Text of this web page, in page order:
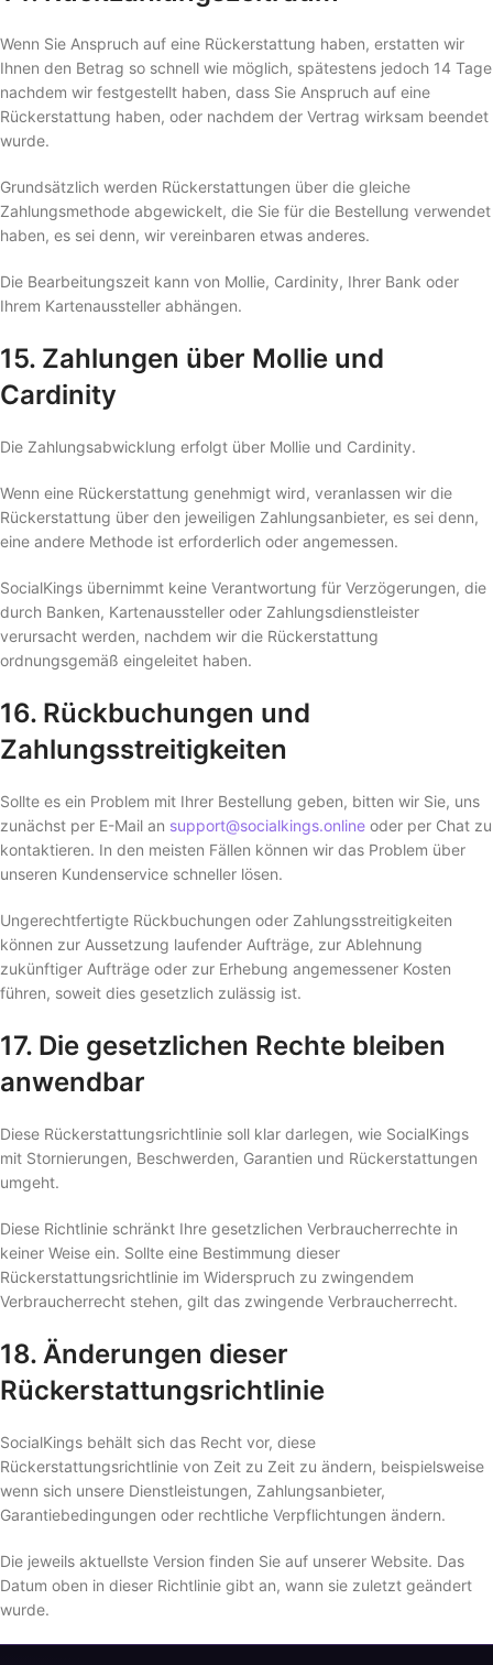
Wenn Sie Anspruch auf eine Rückerstattung haben, erstatten wir
Ihnen den Betrag so schnell wie möglich, spätestens jedoch 14 Tage
nachdem wir festgestellt haben, dass Sie Anspruch auf eine
Rückerstattung haben, oder nachdem der Vertrag wirksam beendet
wurde.
Grundsätzlich werden Rückerstattungen über die gleiche
Zahlungsmethode abgewickelt, die Sie für die Bestellung verwendet
haben, es sei denn, wir vereinbaren etwas anderes.
Die Bearbeitungszeit kann von Mollie, Cardinity, Ihrer Bank oder
Ihrem Kartenaussteller abhängen.
15. Zahlungen über Mollie und
Cardinity
Die Zahlungsabwicklung erfolgt über Mollie und Cardinity.
Wenn eine Rückerstattung genehmigt wird, veranlassen wir die
Rückerstattung über den jeweiligen Zahlungsanbieter, es sei denn,
eine andere Methode ist erforderlich oder angemessen.
SocialKings übernimmt keine Verantwortung für Verzögerungen, die
durch Banken, Kartenaussteller oder Zahlungsdienstleister
verursacht werden, nachdem wir die Rückerstattung
ordnungsgemäß eingeleitet haben.
16. Rückbuchungen und
Zahlungsstreitigkeiten
Sollte es ein Problem mit Ihrer Bestellung geben, bitten wir Sie, uns
zunächst per E-Mail an support@socialkings.online oder per Chat zu
kontaktieren. In den meisten Fällen können wir das Problem über
unseren Kundenservice schneller lösen.
Ungerechtfertigte Rückbuchungen oder Zahlungsstreitigkeiten
können zur Aussetzung laufender Aufträge, zur Ablehnung
zukünftiger Aufträge oder zur Erhebung angemessener Kosten
führen, soweit dies gesetzlich zulässig ist.
17. Die gesetzlichen Rechte bleiben
anwendbar
Diese Rückerstattungsrichtlinie soll klar darlegen, wie SocialKings
mit Stornierungen, Beschwerden, Garantien und Rückerstattungen
umgeht.
Diese Richtlinie schränkt Ihre gesetzlichen Verbraucherrechte in
keiner Weise ein. Sollte eine Bestimmung dieser
Rückerstattungsrichtlinie im Widerspruch zu zwingendem
Verbraucherrecht stehen, gilt das zwingende Verbraucherrecht.
18. Änderungen dieser
Rückerstattungsrichtlinie
SocialKings behält sich das Recht vor, diese
Rückerstattungsrichtlinie von Zeit zu Zeit zu ändern, beispielsweise
wenn sich unsere Dienstleistungen, Zahlungsanbieter,
Garantiebedingungen oder rechtliche Verpflichtungen ändern.
Die jeweils aktuellste Version finden Sie auf unserer Website. Das
Datum oben in dieser Richtlinie gibt an, wann sie zuletzt geändert
wurde.